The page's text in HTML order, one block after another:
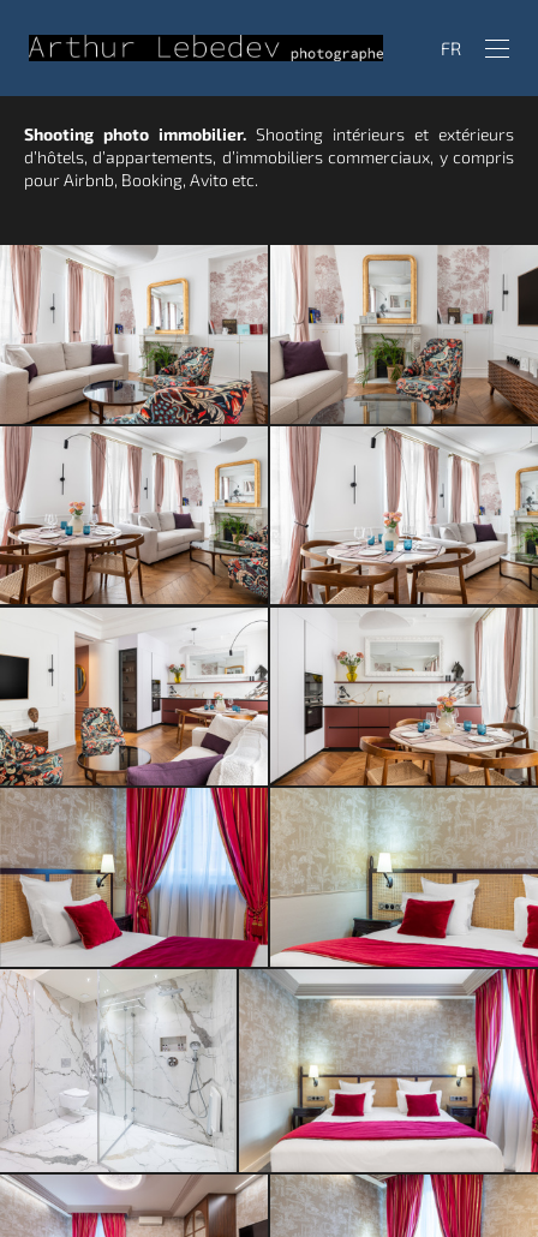
FR
Shooting photo immobilier. Shooting intérieurs et extérieurs
d’hôtels, d’appartements, d’immobiliers commerciaux, y compris
pour Airbnb, Booking, Avito etc.